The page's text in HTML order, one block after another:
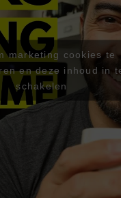
marketing cookies te
en deze inhoud in
schakelen